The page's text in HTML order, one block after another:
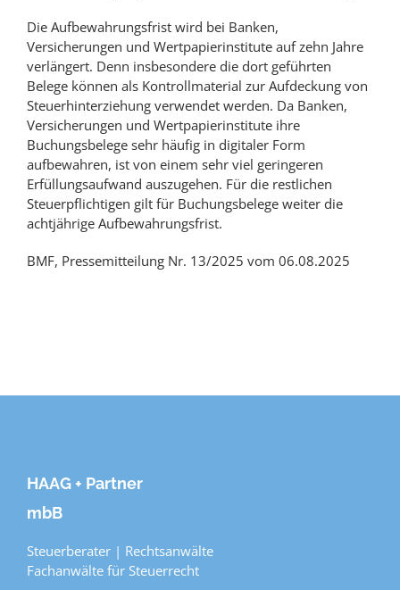
Die Aufbewahrungsfrist wird bei Banken,
Versicherungen und Wertpapierinstitute auf zehn Jahre
verlängert. Denn insbesondere die dort geführten
Belege können als Kontrollmaterial zur Aufdeckung von
Steuerhinterziehung verwendet werden. Da Banken,
Versicherungen und Wertpapierinstitute ihre
Buchungsbelege sehr häufig in digitaler Form
aufbewahren, ist von einem sehr viel geringeren
Erfüllungsaufwand auszugehen. Für die restlichen
Steuerpflichtigen gilt für Buchungsbelege weiter die
achtjährige Aufbewahrungsfrist.
BMF, Pressemitteilung Nr. 13/2025 vom 06.08.2025
HAAG + Partner
mbB
Steuerberater | Rechtsanwälte
Fachanwälte für Steuerrecht